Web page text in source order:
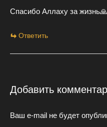
Спасибо Аллаху за
Ответить
Добавить
Ваш e-mail не будет